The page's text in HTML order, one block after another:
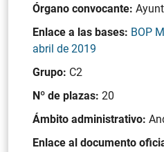
Órgano convocante:
Enlace a las bases: BOP
abril de 2019
Grupo: C2
Nº de plazas: 20
Ámbito administrativo:
Enlace al documento